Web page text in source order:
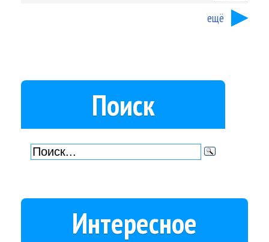
ещё
Поиск
Интересное